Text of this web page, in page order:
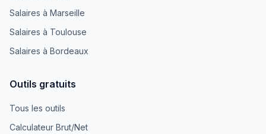
Salaires à Marseille
Salaires à Toulouse
Salaires à Bordeaux
Outils gratuits
Tous les outils
Calculateur Brut/Net